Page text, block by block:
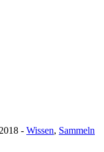
- Wissen, Sammeln